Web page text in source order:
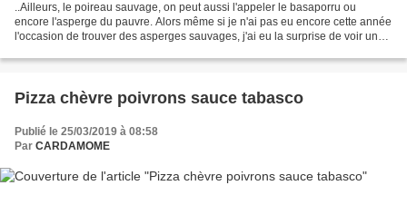
..Ailleurs, le poireau sauvage, on peut aussi l'appeler le basaporru ou
encore l'asperge du pauvre. Alors même si je n'ai pas eu encore cette année
l'occasion de trouver des asperges sauvages, j'ai eu la surprise de voir un
Pizza chèvre poivrons sauce tabasco
Publié le 25/03/2019 à 08:58
Par CARDAMOME